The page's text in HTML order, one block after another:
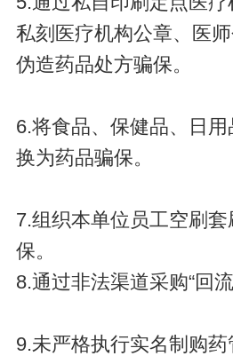
私刻医疗机构公章、医
伪造药品处方骗保。
6.将食品、保健品、日
换为药品骗保。
7.组织本单位员工空刷
保。
8.通过非法渠道采购“回流
9.未严格执行实名制购